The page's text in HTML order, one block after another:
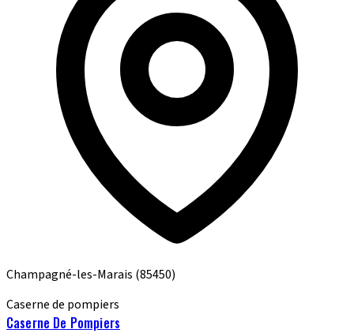
Champagné-les-Marais (85450)
Caserne de pompiers
Caserne De Pompiers